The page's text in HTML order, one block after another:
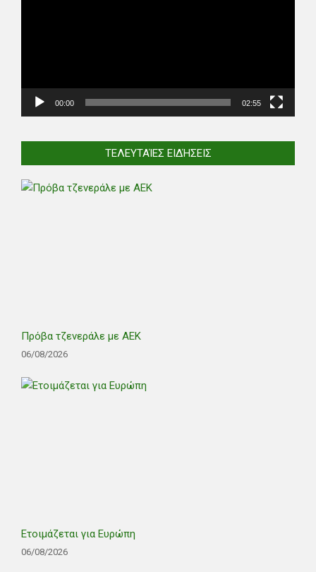
00:00 02:55
ΤΕΛΕΥΤΑΊΕΣ ΕΙΔΉΣΕΙΣ
Πρόβα τζενεράλε με ΑΕΚ
06/08/2026
Ετοιμάζεται για Ευρώπη
06/08/2026